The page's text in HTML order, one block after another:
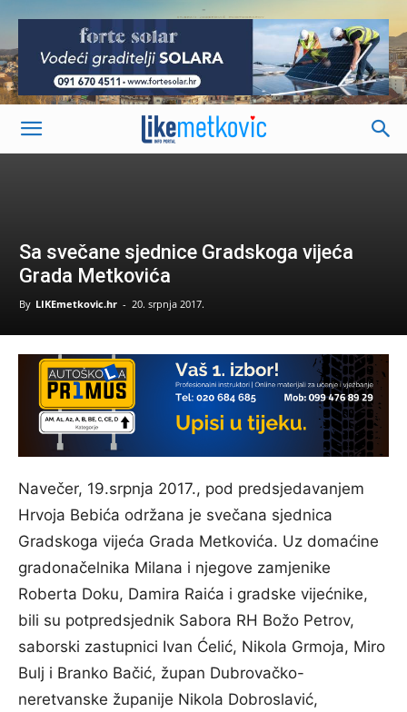
-
Sa svečane sjednice Gradskoga vijeća
Grada Metkovića
By LIKEmetkovic.hr - 20. srpnja 2017.
Navečer, 19.srpnja 2017., pod predsjedavanjem
Hrvoja Bebića održana je svečana sjednica
Gradskoga vijeća Grada Metkovića. Uz domaćine
gradonačelnika Milana i njegove zamjenike
Roberta Doku, Damira Raića i gradske vijećnike,
bili su potpredsjednik Sabora RH Božo Petrov,
saborski zastupnici Ivan Ćelić, Nikola Grmoja, Miro
Bulj i Branko Bačić, župan Dubrovačko-
neretvanske županije Nikola Dobroslavić,